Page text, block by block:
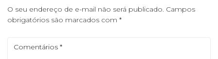
O seu endereço de e-mail não será publicado. Campos
obrigatórios são marcados com *